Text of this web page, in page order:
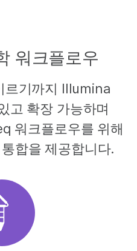
워크플로우
르기까지 Illumina
고 확장 가능하며
워크플로우를 위해
합을 제공합니다.